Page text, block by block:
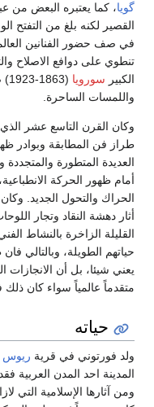
گويا، كما يعتبره البعض من
القصير لكنه بلغ من التفتح
في صف حضور الفنانين
تنطوي على دوافع الاصلاح
الكبير سورويا
واللمسات الساحرة.
وكان القرن التاسع عشر
طراز فن المطابقة وبوادر
العديدة المتطورة
أمام ظهور الحركة
الحراك والتحول الجديد.
القليلة الزاخرة بالنشاط
حياتهم الطويلة، وبالتالي
يعني شيئا، بل أن
متقدماً عالمياً سواء كان
حياته
ولد فورتوني في قرية ريوس
ومن آثارها الإسلامية التي